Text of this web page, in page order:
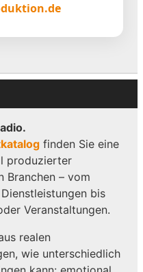
finden Sie eine
produzierter
Branchen – vom
bis
Veranstaltungen.
realen
wie unterschiedlich